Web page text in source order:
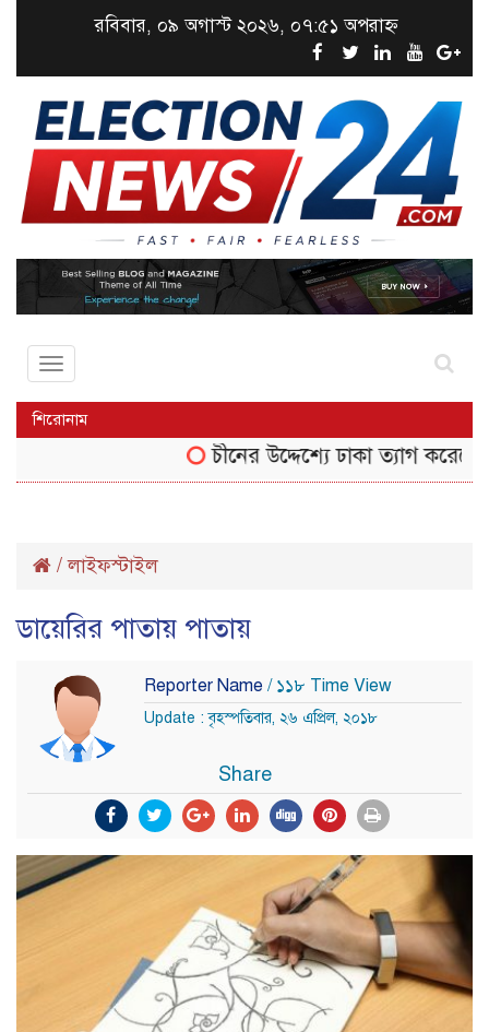
রবিবার, ০৯ অগাস্ট ২০২৬, ০৭:৫১ অপরাহ্ন
Toggle
শিরোনাম
চীনের উদ্দেশ্যে ঢাকা ত্যাগ করেছেন
/লাইফস্টাইল
ডায়েরির পাতায় পাতায়
Reporter Name / ১১৮ Time View
Update : বৃহস্পতিবার, ২৬ এপ্রিল, ২০১৮
Share